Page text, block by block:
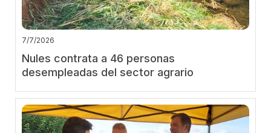
7/7/2026
Nules contrata a 46 personas
desempleadas del sector agrario